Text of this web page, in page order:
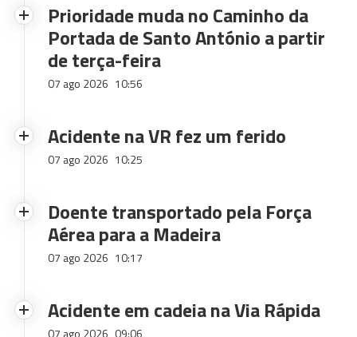
Prioridade muda no Caminho da
Portada de Santo António a partir
de terça-feira
07 ago 2026 10:56
Acidente na VR fez um ferido
07 ago 2026 10:25
Doente transportado pela Força
Aérea para a Madeira
07 ago 2026 10:17
Acidente em cadeia na Via Rápida
07 ago 2026 09:06